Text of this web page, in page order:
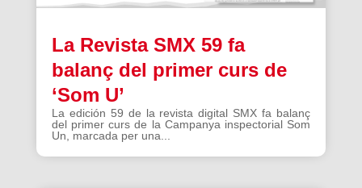
La Revista SMX 59 fa
balanç del primer curs de
‘Som U’
La edición 59 de la revista digital SMX fa balanç
del primer curs de la Campanya inspectorial Som
Un, marcada per una...